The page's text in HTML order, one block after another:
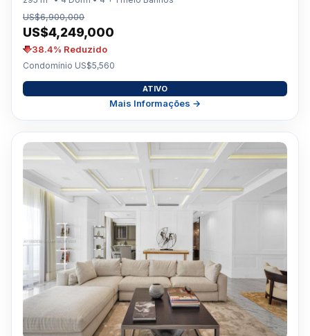
US$6,900,000
US$4,249,000
38.4% Reduzido
Condomínio US$5,560
ATIVO
Mais Informações →